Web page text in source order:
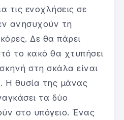
τις ενοχλήσεις σε
ανησυχούν τη
Δε θα πάρει
το κακό θα χτυπήσει
στη σκάλα είναι
Η θυσία της μάνας
τα δύο
στο υπόγειο. Ένας